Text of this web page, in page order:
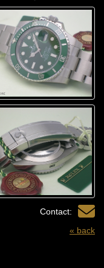
Contact:
« back